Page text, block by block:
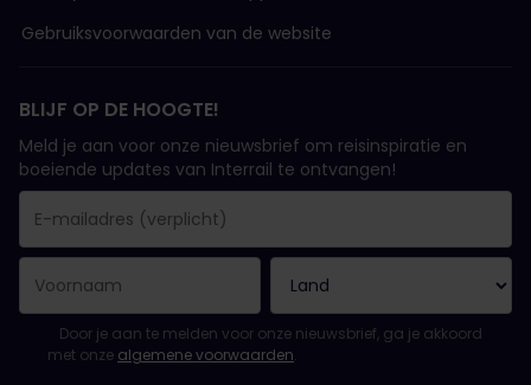
Gebruiksvoorwaarden van de website
BLIJF OP DE HOOGTE!
Meld je aan voor onze nieuwsbrief om reisinspiratie en
boeiende updates van Interrail te ontvangen!
Je inschrijving is gelukt..
E-mailadres is een verplicht veld!
E-mailadres is ongeldig!
Fout bij het abonneren op de nieuwsbrief. Probeer het later
Je hebt je al geabonneerd op deze nieuwsbrief!
Ga akkoord met de algemene voorwaarden om je in te
Door je aan te melden voor onze nieuwsbrief, ga je akkoord
met onze algemene voorwaarden.